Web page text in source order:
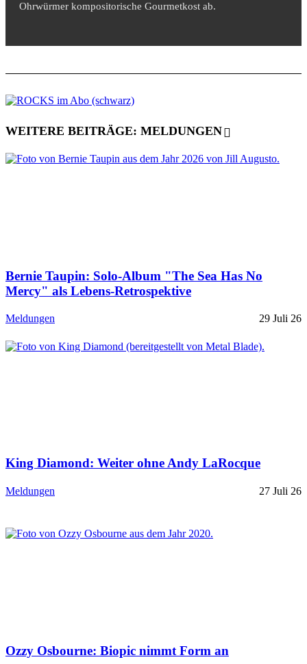
Ohrwürmer kompositorische Gourmetkost ab.
WEITERE BEITRÄGE: MELDUNGEN
Bernie Taupin: Solo-Album "The Sea Has No
Mercy" als Lebens-Retrospektive
Meldungen 29 Juli 26
King Diamond: Weiter ohne Andy LaRocque
Meldungen 27 Juli 26
Ozzy Osbourne: Biopic nimmt Form an